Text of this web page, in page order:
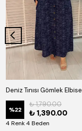
Deniz Tınısı Gömlek Elbise
%22
₺ 1,790.00
₺ 1,390.00
4 Renk 4 Beden